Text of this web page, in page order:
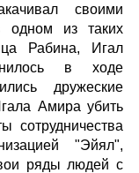
своими
одном из таких
Рабина, Игал
в ходе
дружеские
Амира убить
сотрудничества
"Эйял",
ряды людей с